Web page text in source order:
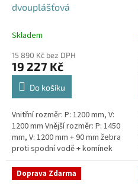
dvouplášťová
Skladem
15 890 Kč bez DPH
19 227 Kč
Do košíku
Vnitřní rozměr: P: 1200 mm, V:
1200 mm Vnější rozměr: P: 1450
mm, V: 1200 mm + 90 mm žebra
proti spodní vodě + komínek
Dvouplášťová vodoměrná šachta
- vhodná do míst...
Doprava Zdarma